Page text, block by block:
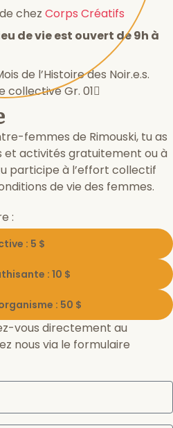
chez Corps Créatifs
de vie est ouvert de 9h à
de l’Histoire des Noir.e.s.
collective Gr. 01
femmes de Rimouski, tu as
et activités gratuitement ou à
participe à l’effort collectif
de vie des femmes.
:
: 5 $
: 10 $
: 50 $
vous directement au
nous via le formulaire